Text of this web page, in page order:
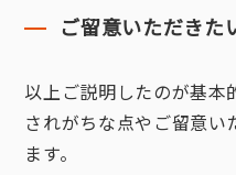
ご留意いただきた
以上ご説明したのが基
されがちな点やご留意い
ます。